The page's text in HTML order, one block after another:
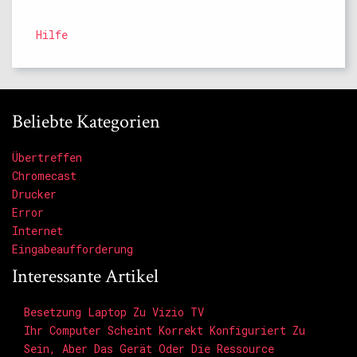
Hilfe
Beliebte Kategorien
Übertreffen
Chromecast
Drucker
Error
Internet
Eingabeaufforderung
Interessante Artikel
Besetzung Laptop Zu Vizio TV
Ihr Computer Scheint Korrekt Konfiguriert Zu
Sein, Aber Das Gerät Oder Die Ressource